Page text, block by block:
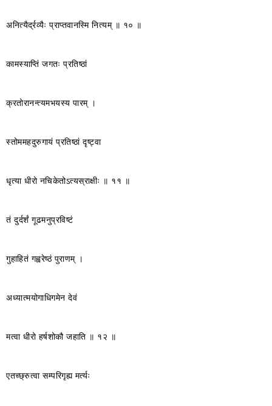
अनित्यैर्द्रव्यैः प्राप्तवानस्मि नित्यम् ॥ १० ॥
कामस्याप्तिं जगतः प्रतिष्ठां
क्रतोरानन्त्यमभयस्य पारम् ।
स्तोममहदुरुगायं प्रतिष्ठां दृष्ट्वा
धृत्या धीरो नचिकेतोऽत्यस्राक्षीः ॥ ११ ॥
तं दुर्दर्शं गूढमनुप्रविष्टं
गुहाहितं गह्वरेष्ठं पुराणम् ।
अध्यात्मयोगाधिगमेन देवं
मत्वा धीरो हर्षशोकौ जहाति ॥ १२ ॥
एतच्छ्रुत्वा सम्परिगृह्य मर्त्यः